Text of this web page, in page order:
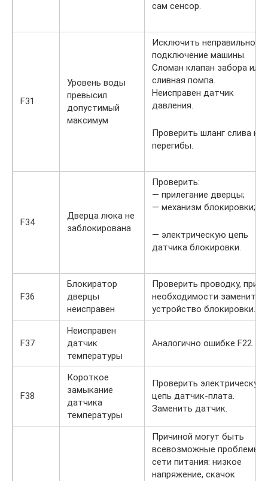
сам сенсор.
F31
Уровень воды
превысил
допустимый
максимум
Исключить неправильное
подключение машины.
Сломан клапан забора или
сливная помпа.
Неисправен датчик
давления.
Проверить шланг слива на
перегибы.
F34
Дверца люка не
заблокирована
Проверить:
— прилегание дверцы;
— механизм блокировки;
— электрическую цепь
датчика блокировки.
F36
Блокиратор
дверцы
неисправен
Проверить проводку, при
необходимости заменить
устройство блокировки.
F37
Неисправен
датчик
температуры
Аналогично ошибке F22.
F38
Короткое
замыкание
датчика
температуры
Проверить электрическую
цепь датчик-плата.
Заменить датчик.
Причиной могут быть
всевозможные проблемы в
сети питания: низкое
напряжение, скачок